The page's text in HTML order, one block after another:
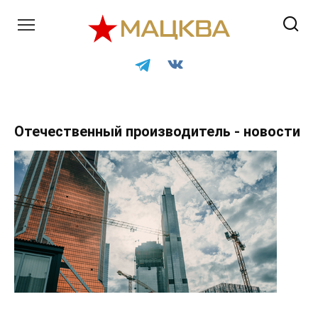
Отечественный производитель - новости